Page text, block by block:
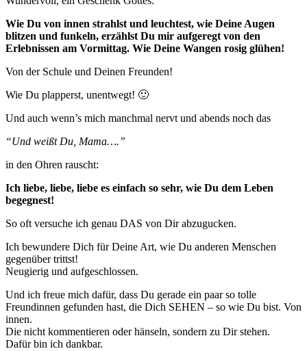
Wie Du von innen strahlst und leuchtest, wie Deine Augen
blitzen und funkeln, erzählst Du mir aufgeregt von den
Erlebnissen am Vormittag. Wie Deine Wangen rosig glühen!
Von der Schule und Deinen Freunden!
Wie Du plapperst, unentwegt! 🙂
Und auch wenn’s mich manchmal nervt und abends noch das
“Und weißt Du, Mama….”
in den Ohren rauscht:
Ich liebe, liebe, liebe es einfach so sehr, wie Du dem Leben
begegnest!
So oft versuche ich genau DAS von Dir abzugucken.
Ich bewundere Dich für Deine Art, wie Du anderen Menschen
gegenüber trittst!
Neugierig und aufgeschlossen.
Und ich freue mich dafür, dass Du gerade ein paar so tolle
Freundinnen gefunden hast, die Dich SEHEN – so wie Du bist. Von
innen.
Die nicht kommentieren oder hänseln, sondern zu Dir stehen.
Dafür bin ich dankbar.